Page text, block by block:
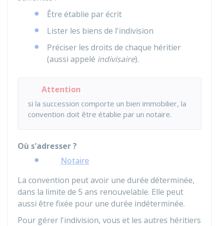
Être établie par écrit
Lister les biens de l'indivision
Préciser les droits de chaque héritier
(aussi appelé indivisaire).
Attention
si la succession comporte un bien immobilier, la
convention doit être établie par un notaire.
Où s'adresser ?
Notaire
La convention peut avoir une durée déterminée,
dans la limite de 5 ans renouvelable. Elle peut
aussi être fixée pour une durée indéterminée.
Pour gérer l'indivision, vous et les autres héritiers